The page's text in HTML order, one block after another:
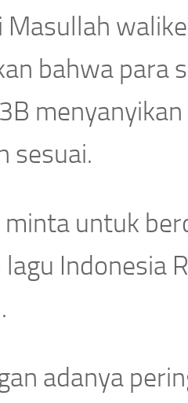
bahwa para
sesuai.
untuk
Indonesia
adanya